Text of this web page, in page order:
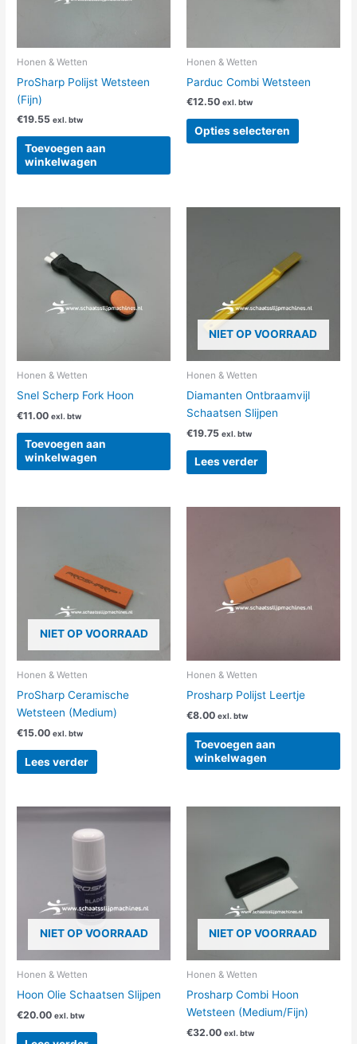
Honen & Wetten
ProSharp Polijst Wetsteen
(Fijn)
€19.55 exl. btw
Toevoegen aan
winkelwagen
Honen & Wetten
Parduc Combi Wetsteen
€12.50 exl. btw
Opties selecteren
op
Honen & Wetten
Snel Scherp Fork Hoon
€11.00 exl. btw
Toevoegen aan
winkelwagen
NIET OP VOORRAAD
Honen & Wetten
Diamanten Ontbraamvijl
Schaatsen Slijpen
€19.75 exl. btw
Lees verder
NIET OP VOORRAAD
Honen & Wetten
ProSharp Ceramische
Wetsteen (Medium)
€15.00 exl. btw
Lees verder
Honen & Wetten
Prosharp Polijst Leertje
€8.00 exl. btw
Toevoegen aan
winkelwagen
NIET OP VOORRAAD
Honen & Wetten
Hoon Olie Schaatsen Slijpen
€20.00 exl. btw
NIET OP VOORRAAD
Honen & Wetten
Prosharp Combi Hoon
Wetsteen (Medium/Fijn)
€32.00 exl. btw